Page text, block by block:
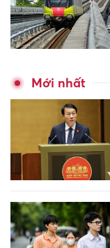
Mới nhất